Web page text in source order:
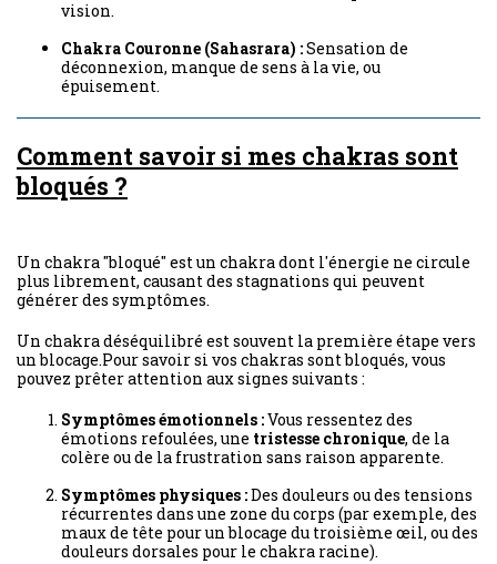
vision.
Chakra Couronne (Sahasrara) :Sensation de
déconnexion, manque de sens à la vie, ou
épuisement.
Comment savoir si mes chakras sont
bloqués ?
Un chakra "bloqué" est un chakra dont l'énergie ne circule
plus librement, causant des stagnations qui peuvent
générer des symptômes.
Un chakra déséquilibré est souvent la première étape vers
un blocage.Pour savoir si vos chakras sont bloqués, vous
pouvez prêter attention aux signes suivants :
Symptômes émotionnels :Vous ressentez des
émotions refoulées, une tristesse chronique, de la
colère ou de la frustration sans raison apparente.
Symptômes physiques :Des douleurs ou des tensions
récurrentes dans une zone du corps (par exemple, des
maux de tête pour un blocage du troisième œil, ou des
douleurs dorsales pour le chakra racine).